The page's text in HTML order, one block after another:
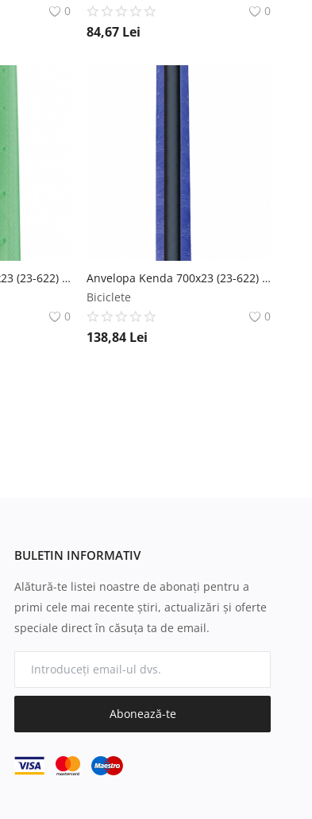
0
0
84,67 Lei
Anvelopa Kenda 700x23 (23-622) Koncept Color SRC 30 Tpi Verde Kenda
0
Anvelopa Kenda 700x23 (23-622) Kadence Training R2C 60Tpi Negru Albastru Kenda
Biciclete
0
138,84 Lei
BULETIN INFORMATIV
Alătură-te listei noastre de abonați pentru a
primi cele mai recente știri, actualizări și oferte
speciale direct în căsuța ta de email.
Abonează-te